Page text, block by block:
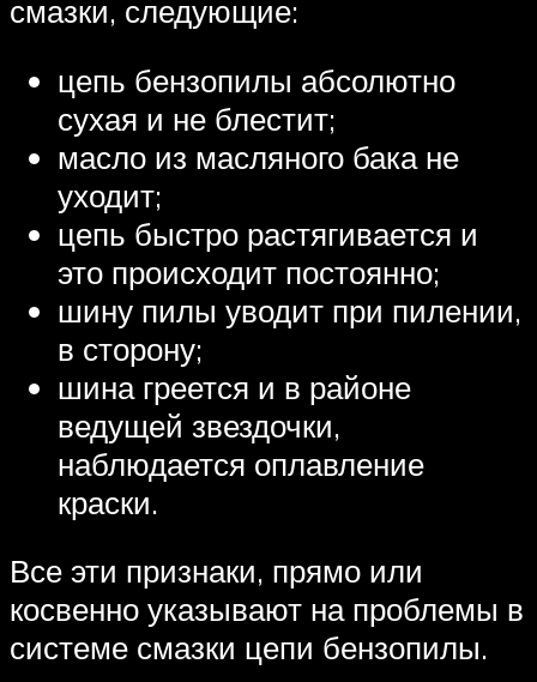
смазки, следующие:
цепь бензопилы абсолютно
сухая и не блестит;
масло из масляного бака не
уходит;
цепь быстро растягивается и
это происходит постоянно;
шину пилы уводит при пилении,
в сторону;
шина греется и в районе
ведущей звездочки,
наблюдается оплавление
краски.
Все эти признаки, прямо или
косвенно указывают на проблемы в
системе смазки цепи бензопилы.